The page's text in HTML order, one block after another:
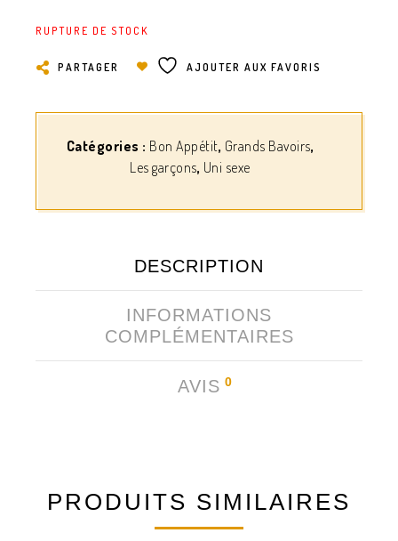
RUPTURE DE STOCK
PARTAGER AJOUTER AUX FAVORIS
Catégories : Bon Appétit, Grands Bavoirs,
Les garçons, Uni sexe
DESCRIPTION
INFORMATIONS
COMPLÉMENTAIRES
AVIS 0
PRODUITS SIMILAIRES